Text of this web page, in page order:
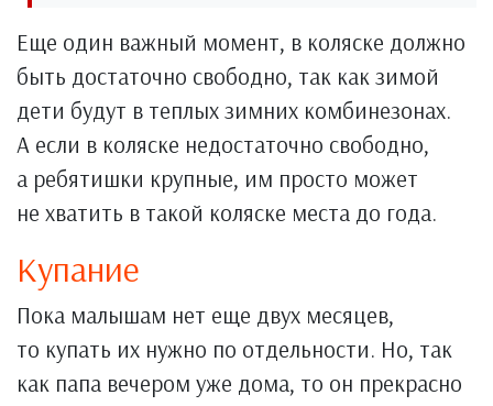
Еще один важный момент, в коляске должно
быть достаточно свободно, так как зимой
дети будут в теплых зимних комбинезонах.
А если в коляске недостаточно свободно,
а ребятишки крупные, им просто может
не хватить в такой коляске места до года.
Купание
Пока малышам нет еще двух месяцев,
то купать их нужно по отдельности. Но, так
как папа вечером уже дома, то он прекрасно